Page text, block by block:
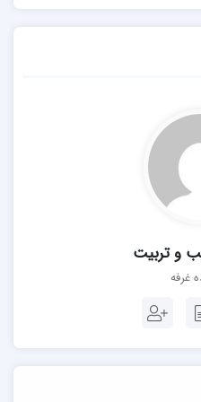
درباره این آسیب­‌ها
به انقلاب اسلامی، داستان
زندگینامه و داستان های
اقدام
و تربیت
غرفه